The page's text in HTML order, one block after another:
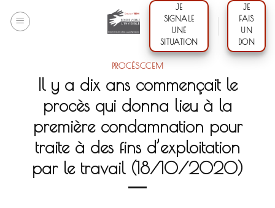
JE
SIGNALE
UNE
SITUATION
JE
FAIS
UN
DON
PROCÈSCCEM
Il y a dix ans commençait le
procès qui donna lieu à la
première condamnation pour
traite à des fins d’exploitation
par le travail (18/10/2020)